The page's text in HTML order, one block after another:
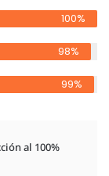
100%
98%
99%
al 100%